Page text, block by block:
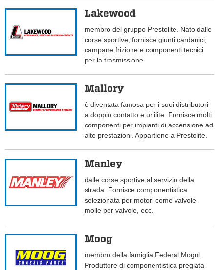
Lakewood
membro del gruppo Prestolite. Nato dalle
corse sportive, fornisce giunti cardanici,
campane frizione e componenti tecnici
per la trasmissione.
Mallory
è diventata famosa per i suoi distributori
a doppio contatto e unilite. Fornisce molti
componenti per impianti di accensione ad
alte prestazioni. Appartiene a Prestolite.
Manley
dalle corse sportive al servizio della
strada. Fornisce componentistica
selezionata per motori come valvole,
molle per valvole, ecc.
Moog
membro della famiglia Federal Mogul.
Produttore di componentistica pregiata